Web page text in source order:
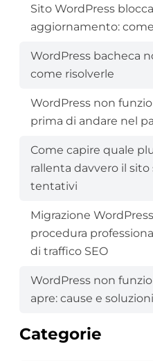
Sito WordPress
aggiornamento:
WordPress bacheca
come risolverle
WordPress non
prima di andare nel
Come capire quale
rallenta davvero il sito
tentativi
Migrazione
procedura
di traffico SEO
WordPress non
apre: cause e soluzioni
Categorie